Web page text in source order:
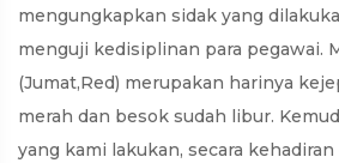
mengungkapkan sidak yang
menguji kedisiplinan para pegawai.
(Jumat,Red) merupakan harinya
merah dan besok sudah libur.
yang kami lakukan, secara